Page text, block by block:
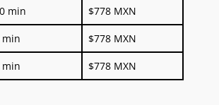
min $778 MXN
min $778 MXN
min $778 MXN